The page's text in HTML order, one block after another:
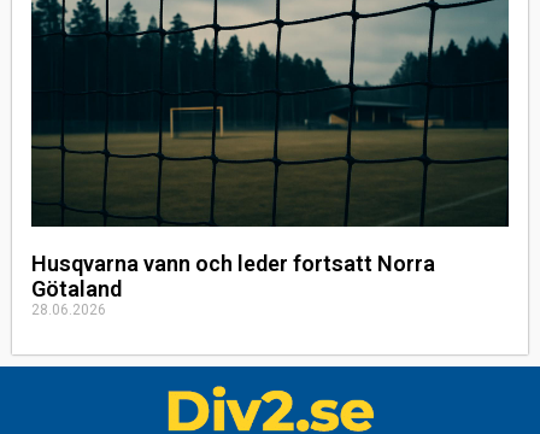
Husqvarna vann och leder fortsatt Norra
Götaland
28.06.2026